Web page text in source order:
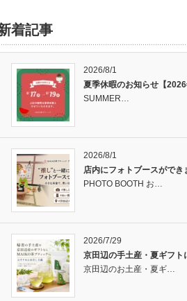
着記事
2026/8/1
夏季休暇のお知らせ【
SUMMER…
2026/8/1
店内にフォトブースがで
PHOTO BOOTH お…
2026/7/29
京田辺の手土産・夏ギフ
京田辺のお土産・夏ギ…